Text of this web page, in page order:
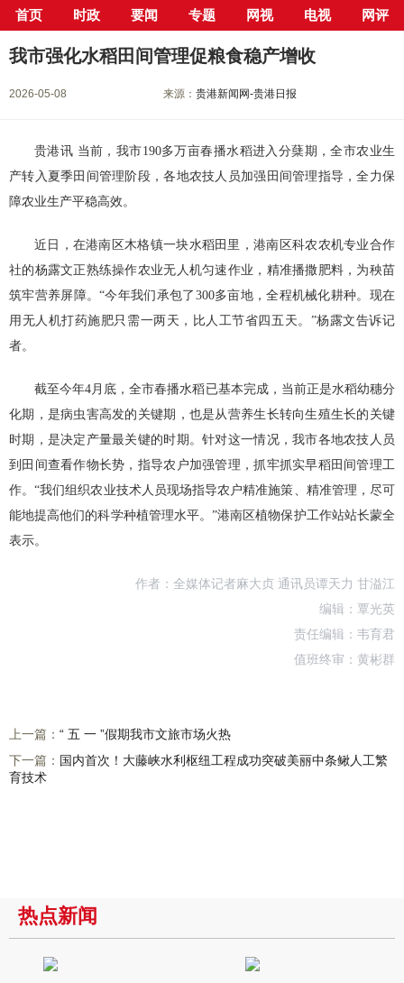
首页 时政 要闻 专题 网视 电视 网评
当前位置： 首页> 新闻中心> 要闻> 正文
我市强化水稻田间管理促粮食稳产增收
2026-05-08 来源：贵港新闻网-贵港日报
贵港讯 当前，我市190多万亩春播水稻进入分蘖期，全市农业生
产转入夏季田间管理阶段，各地农技人员加强田间管理指导，全力保
障农业生产平稳高效。
近日，在港南区木格镇一块水稻田里，港南区科农农机专业合作
社的杨露文正熟练操作农业无人机匀速作业，精准播撒肥料，为秧苗
筑牢营养屏障。“今年我们承包了300多亩地，全程机械化耕种。现在
用无人机打药施肥只需一两天，比人工节省四五天。”杨露文告诉记
者。
截至今年4月底，全市春播水稻已基本完成，当前正是水稻幼穗分
化期，是病虫害高发的关键期，也是从营养生长转向生殖生长的关键
时期，是决定产量最关键的时期。针对这一情况，我市各地农技人员
到田间查看作物长势，指导农户加强管理，抓牢抓实早稻田间管理工
作。“我们组织农业技术人员现场指导农户精准施策、精准管理，尽可
能地提高他们的科学种植管理水平。”港南区植物保护工作站站长蒙全
表示。
作者：全媒体记者麻大贞 通讯员谭天力 甘溢江
编辑：覃光英
责任编辑：韦育君
值班终审：黄彬群
上一篇： “ 五 一 ”假期我市文旅市场火热
下一篇： 国内首次！大藤峡水利枢纽工程成功突破美丽中条鳅人工繁
育技术
热点新闻